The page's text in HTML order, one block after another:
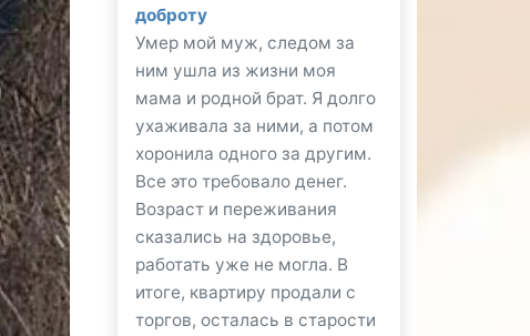
доброту
Умер мой муж, следом за
ним ушла из жизни моя
мама и родной брат. Я долго
ухаживала за ними, а потом
хоронила одного за другим.
Все это требовало денег.
Возраст и переживания
сказались на здоровье,
работать уже не могла. В
итоге, квартиру продали с
торгов, осталась в старости